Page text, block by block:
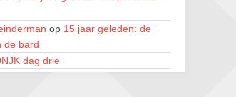
Gouda 2026
2026 · Gouda
op 15 jaar geleden: de
de bard
dag drie